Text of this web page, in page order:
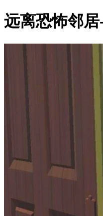
远离恐怖邻居